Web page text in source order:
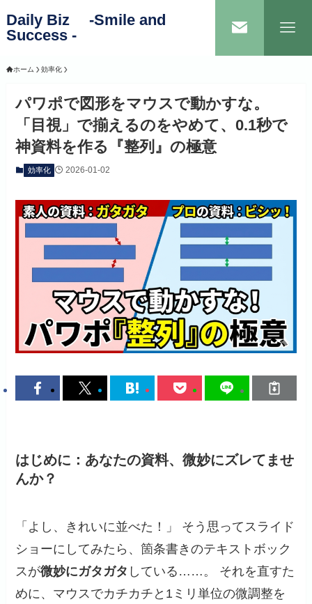
Daily Biz -Smile and
Success -
ホーム 効率化
パワポで図形をマウスで動かすな。
「目視」で揃えるのをやめて、0.1秒で
神資料を作る『整列』の極意
効率化 2026-01-02
はじめに：あなたの資料、微妙にズレてませ
んか？
「よし、きれいに並べた！」 そう思ってスライド
ショーにしてみたら、箇条書きのテキストボック
スが微妙にガタガタ している……。 それを直すた
めに、マウスでカチカチと1ミリ単位の微調整を